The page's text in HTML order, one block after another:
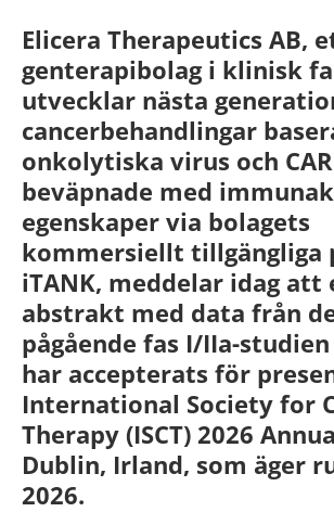
Elicera Therapeutics AB,
genterapibolag i klinisk
utvecklar nästa
cancerbehandlingar
onkolytiska virus och
beväpnade med
egenskaper via bolagets
kommersiellt
iTANK, meddelar idag att
abstrakt med data från
pågående fas I/IIa-studien
har accepterats för
International Society for
Therapy (ISCT) 2026
Dublin, Irland, som äger
2026.